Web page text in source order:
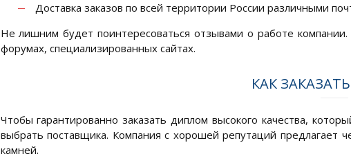
Доставка заказов по всей территории России различными
Не лишним будет поинтересоваться отзывами о работе
форумах, специализированных сайтах.
КАК
Чтобы гарантированно заказать диплом высокого качества,
выбрать поставщика. Компания с хорошей репутаций предлагает
камней.